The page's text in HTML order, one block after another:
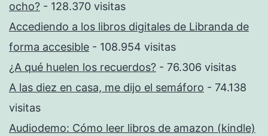
ocho? - 128.370 visitas
Accediendo a los libros digitales de Libranda de
forma accesible - 108.954 visitas
¿A qué huelen los recuerdos? - 76.306 visitas
A las diez en casa, me dijo el semáforo - 74.138
visitas
Audiodemo: Cómo leer libros de amazon (kindle)